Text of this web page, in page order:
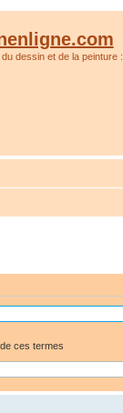
dessin et de la peinture :
ces termes